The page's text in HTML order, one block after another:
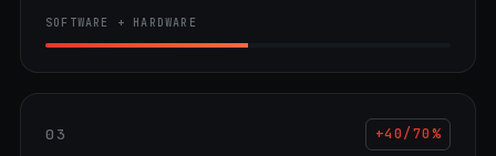
SOFTWARE + HARDWARE
03 +40/70%